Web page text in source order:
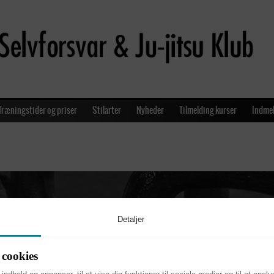
og priser Stilarter Nyheder Tilmelding kurser
Detaljer